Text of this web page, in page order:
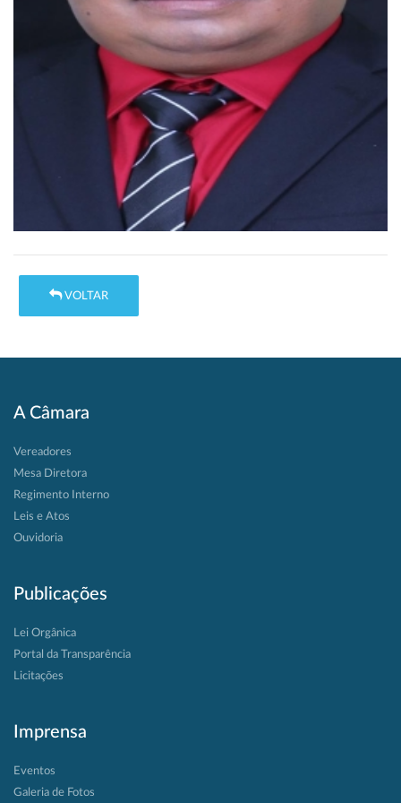
VOLTAR
A Câmara
Vereadores
Mesa Diretora
Regimento Interno
Leis e Atos
Ouvidoria
Publicações
Lei Orgânica
Portal da Transparência
Licitações
Imprensa
Eventos
Galeria de Fotos